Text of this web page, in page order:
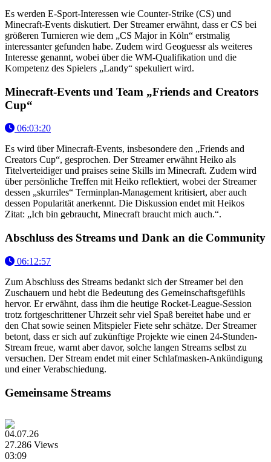
Es werden E-Sport-Interessen wie Counter-Strike (CS) und
Minecraft-Events diskutiert. Der Streamer erwähnt, dass er CS bei
größeren Turnieren wie dem „CS Major in Köln“ erstmalig
interessanter gefunden habe. Zudem wird Geoguessr als weiteres
Interesse genannt, wobei über die WM-Qualifikation und die
Kompetenz des Spielers „Landy“ spekuliert wird.
Minecraft-Events und Team „Friends and Creators
Cup“
06:03:20
Es wird über Minecraft-Events, insbesondere den „Friends and
Creators Cup“, gesprochen. Der Streamer erwähnt Heiko als
Titelverteidiger und praises seine Skills im Minecraft. Zudem wird
über persönliche Treffen mit Heiko reflektiert, wobei der Streamer
dessen „skurriles“ Terminplan-Management kritisiert, aber auch
dessen Popularität anerkennt. Die Diskussion endet mit Heikos
Zitat: „Ich bin gebraucht, Minecraft braucht mich auch.“.
Abschluss des Streams und Dank an die Community
06:12:57
Zum Abschluss des Streams bedankt sich der Streamer bei den
Zuschauern und hebt die Bedeutung des Gemeinschaftsgefühls
hervor. Er erwähnt, dass ihm die heutige Rocket-League-Session
trotz fortgeschrittener Uhrzeit sehr viel Spaß bereitet habe und er
den Chat sowie seinen Mitspieler Fiete sehr schätze. Der Streamer
betont, dass er sich auf zukünftige Projekte wie einen 24-Stunden-
Stream freue, warnt aber davor, solche langen Streams selbst zu
versuchen. Der Stream endet mit einer Schlafmasken-Ankündigung
und einer Verabschiedung.
Gemeinsame Streams
04.07.26
27.286 Views
03:09